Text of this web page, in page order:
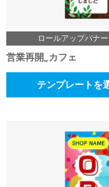
ロールアップバナ
営業再開_カフェ
テンプレートを